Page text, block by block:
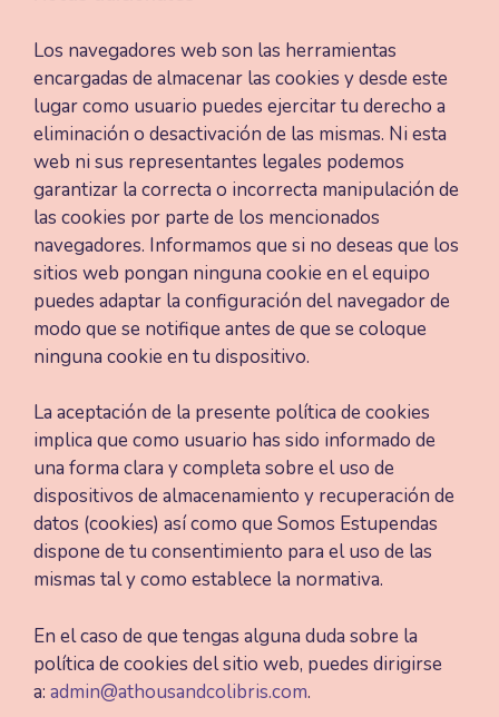
Los navegadores web son las herramientas
encargadas de almacenar las cookies y desde este
lugar como usuario puedes ejercitar tu derecho a
eliminación o desactivación de las mismas. Ni esta
web ni sus representantes legales podemos
garantizar la correcta o incorrecta manipulación de
las cookies por parte de los mencionados
navegadores. Informamos que si no deseas que los
sitios web pongan ninguna cookie en el equipo
puedes adaptar la configuración del navegador de
modo que se notifique antes de que se coloque
ninguna cookie en tu dispositivo.
La aceptación de la presente política de cookies
implica que como usuario has sido informado de
una forma clara y completa sobre el uso de
dispositivos de almacenamiento y recuperación de
datos (cookies) así como que Somos Estupendas
dispone de tu consentimiento para el uso de las
mismas tal y como establece la normativa.
En el caso de que tengas alguna duda sobre la
política de cookies del sitio web, puedes dirigirse
a: admin@athousandcolibris.com.